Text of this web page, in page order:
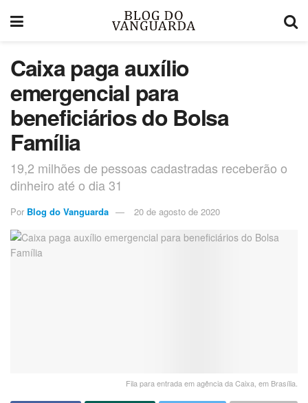
Caixa paga auxílio
emergencial para
beneficiários do Bolsa
Família
19,2 milhões de pessoas cadastradas receberão o
dinheiro até o dia 31
Por Blog do Vanguarda 20 de agosto de 2020
Fila para entrada em agência da Caixa, em Brasília.